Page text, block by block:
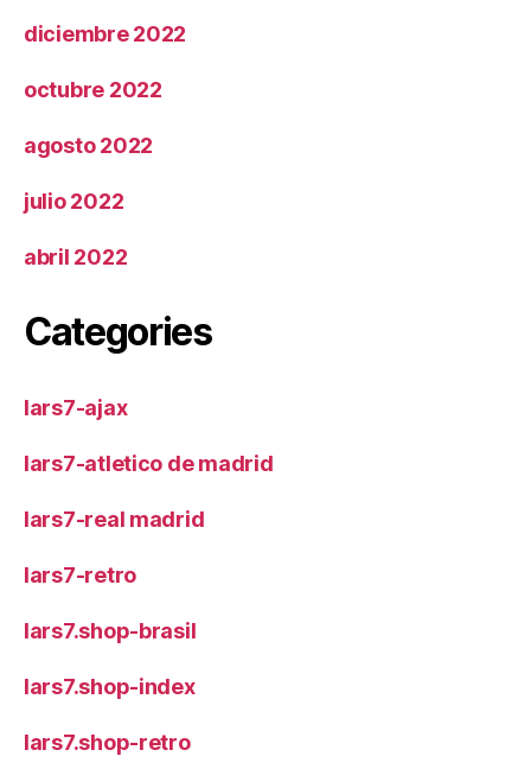
diciembre 2022
octubre 2022
agosto 2022
julio 2022
abril 2022
Categories
lars7-ajax
lars7-atletico de madrid
lars7-real madrid
lars7-retro
lars7.shop-brasil
lars7.shop-index
lars7.shop-retro